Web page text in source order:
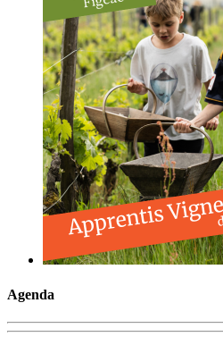
Agenda